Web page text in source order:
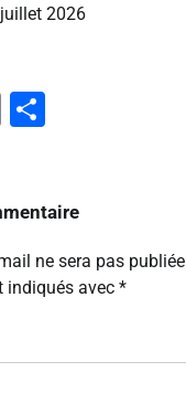
2026
Email
ne sera pas
indiqués avec *